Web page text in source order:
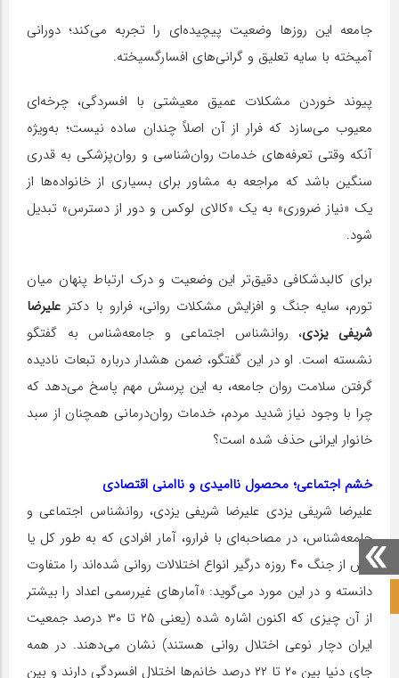
صفحه نخست آکادمی علمی
جامعه این روزها وضعیت پیچیده‌ای را تجربه می‌کند؛ دورانی
آمیخته با سایه تعلیق و گرانی‌های افسارگسیخته.
پیوند خوردن مشکلات عمیق معیشتی با افسردگی، چرخه‌ای
معیوب می‌سازد که فرار از آن اصلاً چندان ساده‌ نیست؛ به‌ویژه
آنکه وقتی تعرفه‌های خدمات روان‌شناسی و روان‌پزشکی به قدری
سنگین باشد که مراجعه به مشاور برای بسیاری از خانواده‌ها از
یک «نیاز ضروری» به یک «کالای لوکس و دور از دسترس» تبدیل
شود.
برای کالبدشکافی دقیق‌تر این وضعیت و درک ارتباط پنهان میان
تورم، سایه جنگ و افزایش مشکلات روانی، فرارو با دکتر علیرضا
شریفی یزدی، روانشناس اجتماعی و جامعه‌شناس به گفتگو
نشسته است. او در این گفتگو، ضمن هشدار درباره تبعات نادیده
گرفتن سلامت روان جامعه، به این پرسش مهم پاسخ می‌دهد که
چرا با وجود نیاز شدید مردم، خدمات روان‌درمانی همچنان از سبد
خانوار ایرانی حذف شده است؟
خشم اجتماعی؛ محصول ناامیدی و ناامنی اقتصادی
علیرضا شریفی یزدی علیرضا شریفی یزدی، روانشناس اجتماعی و
جامعه‌شناس، در مصاحبه‌ای با فرارو، آمار افرادی که به طور کل یا
پس از جنگ ۴۰ روزه درگیر انواع اختلالات روانی شده‌اند را متفاوت
دانسته و در این مورد می‌گوید: «آمارهای غیررسمی اعداد را بیشتر
از آن چیزی که اکنون اشاره شده (یعنی ۲۵ تا ۳۰ درصد جمعیت
ایران دچار نوعی اختلال روانی هستند) نشان می‌دهند. در همه
جای دنیا بین ۲۰ تا ۲۲ درصد خانم‌ها اختلال افسردگی دارند و بین